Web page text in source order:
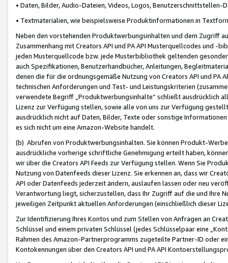
• Daten, Bilder, Audio-Dateien, Videos, Logos, Benutzerschnittstellen-
• Textmaterialien, wie beispielsweise Produktinformationen in
Neben den vorstehenden Produktwerbungsinhalten und dem Zugriff
Zusammenhang mit Creators API und PA API Musterquellcodes und
jeden Musterquellcode bzw. jede Musterbibliothek geltenden
auch Spezifikationen, Benutzerhandbücher, Anleitungen,
denen die für die ordnungsgemäße Nutzung von Creators API und PA
technischen Anforderungen und Test- und Leistungskriterien
verwendete Begriff „Produktwerbungsinhalte“ schließt ausdrücklich
Lizenz zur Verfügung stellen, sowie alle von uns zur Verfügung
ausdrücklich nicht auf Daten, Bilder, Texte oder sonstige
es sich nicht um eine Amazon-Website handelt.
(b) Abrufen von Produktwerbungsinhalten. Sie können Produkt-
ausdrückliche vorherige schriftliche Genehmigung erteilt haben,
wir über die Creators API Feeds zur Verfügung stellen. Wenn Sie
Nutzung von Datenfeeds dieser Lizenz. Sie erkennen an, dass wir
API oder Datenfeeds jederzeit ändern, auslaufen lassen oder neu
Verantwortung liegt, sicherzustellen, dass Ihr Zugriff auf die und Ihre
jeweiligen Zeitpunkt aktuellen Anforderungen (einschließlich dieser
Zur Identifizierung Ihres Kontos und zum Stellen von Anfragen an
Schlüssel und einem privaten Schlüssel (jedes Schlüsselpaar eine
Rahmen des Amazon-Partnerprogramms zugeteilte Partner-ID oder
Kontokennungen über den Creators API und PA API